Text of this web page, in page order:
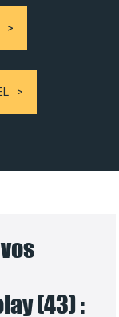
(43) :